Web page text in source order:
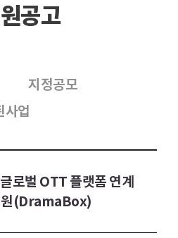
공고
지정공모
사업
로벌 OTT 플랫폼 연계
원(DramaBox)